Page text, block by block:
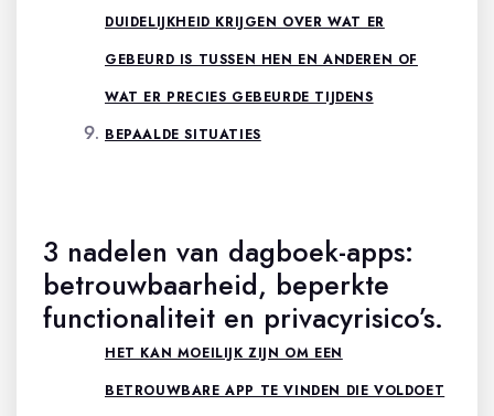
DUIDELIJKHEID KRIJGEN OVER WAT ER
GEBEURD IS TUSSEN HEN EN ANDEREN OF
WAT ER PRECIES GEBEURDE TIJDENS
BEPAALDE SITUATIES
3 nadelen van dagboek-apps:
betrouwbaarheid, beperkte
functionaliteit en privacyrisico’s.
HET KAN MOEILIJK ZIJN OM EEN
BETROUWBARE APP TE VINDEN DIE VOLDOET